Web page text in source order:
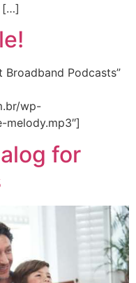
[…]
Broadband Podcasts”
wp-
melody.mp3″]
for